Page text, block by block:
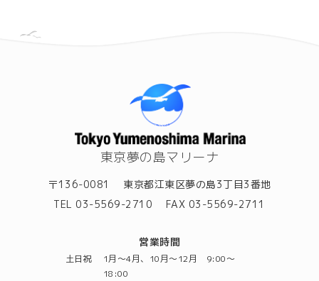
東京夢の島マリーナ
〒136-0081
東京都江東区夢の島3丁目3番地
TEL 03-5569-2710
FAX 03-5569-2711
営業時間
土日祝
1月～4月、10月～12月 9:00～
18:00